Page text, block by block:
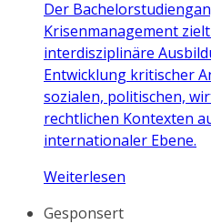
Der
Krisenmanagement
interdisziplinäre
Entwicklung kritischer
sozialen, politischen,
rechtlichen Kontexten
internationaler Ebene.
Weiterlesen
Gesponsert